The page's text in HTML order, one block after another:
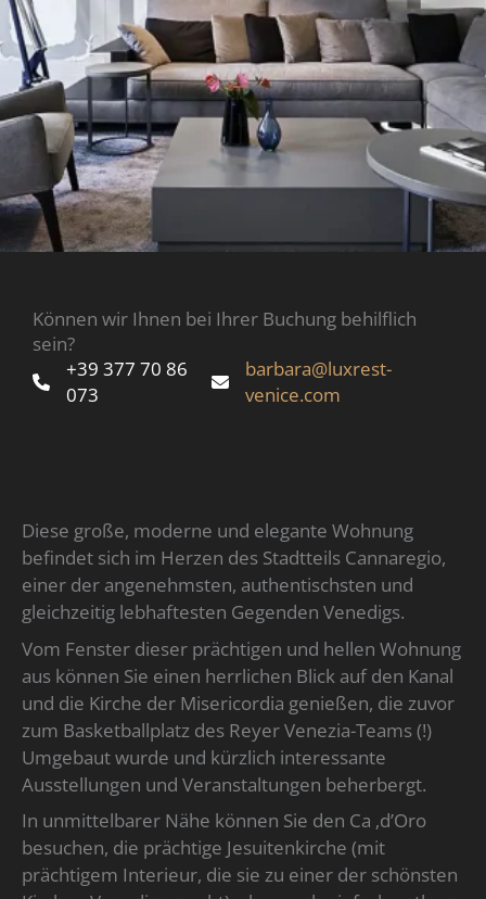
Können wir Ihnen bei Ihrer Buchung behilflich
sein?
+39 377 70 86
073
barbara@luxrest-
venice.com
Diese große, moderne und elegante Wohnung
befindet sich im Herzen des Stadtteils Cannaregio,
einer der angenehmsten, authentischsten und
gleichzeitig lebhaftesten Gegenden Venedigs.
Vom Fenster dieser prächtigen und hellen Wohnung
aus können Sie einen herrlichen Blick auf den Kanal
und die Kirche der Misericordia genießen, die zuvor
zum Basketballplatz des Reyer Venezia-Teams (!)
Umgebaut wurde und kürzlich interessante
Ausstellungen und Veranstaltungen beherbergt.
In unmittelbarer Nähe können Sie den Ca ‚d’Oro
besuchen, die prächtige Jesuitenkirche (mit
prächtigem Interieur, die sie zu einer der schönsten